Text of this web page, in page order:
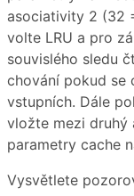
asociativity 2 (32
volte LRU a pro
souvislého sledu
chování pokud se
vstupních. Dále
vložte mezi druhý
parametry cache
Vysvětlete